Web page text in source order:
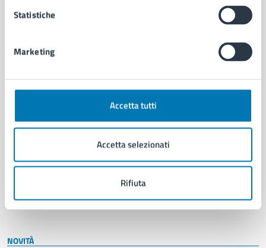
Statistiche
Marketing
Accetta tutti
Accetta selezionati
Rifiuta
Ambiente
Autorizzazioni
Educazione e formazione
Giustizia e sicurezza pubblica
Imprese e commercio
Salute, benessere e assistenza
Vita lavorativa
NOVITÀ